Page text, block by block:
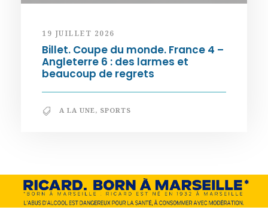
19 JUILLET 2026
Billet. Coupe du monde. France 4 –
Angleterre 6 : des larmes et
beaucoup de regrets
A LA UNE, SPORTS